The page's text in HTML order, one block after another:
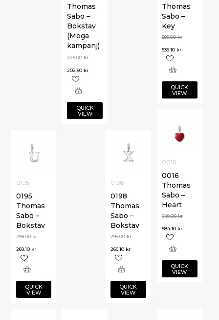
Thomas
Sabo –
Key
599.00kr
539.10 kr
QUICK
VIEW
Thomas
Sabo –
Bokstav
(Mega
kampanj)
225.00 kr
202.50 kr
QUICK
VIEW
0016
0016
Thomas
Sabo –
Heart
649.00kr
584.10 kr
QUICK
VIEW
0195
0195
Thomas
Sabo –
Bokstav
299.00kr
269.10 kr
QUICK
VIEW
0198
0198
Thomas
Sabo –
Bokstav
299.00kr
269.10 kr
QUICK
VIEW